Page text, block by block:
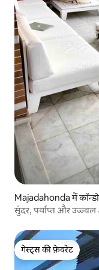
Majadahonda में कॉन्डो
सुंदर, पर्याप्त और उज्ज्वल
गेस्ट्स की फ़ेवरेट
गेस्ट्स की फ़ेवरेट